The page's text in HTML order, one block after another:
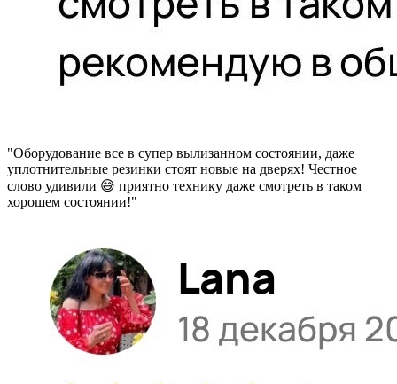
"Оборудование все в супер вылизанном состоянии, даже
уплотнительные резинки стоят новые на дверях! Честное
слово удивили 😅 приятно технику даже смотреть в таком
хорошем состоянии!"